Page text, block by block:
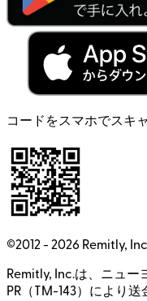
コードをスマホでスキ
©2012 - 2026 Remitly,
Remitly, Inc.は、ニュ
PR（TM-143）により